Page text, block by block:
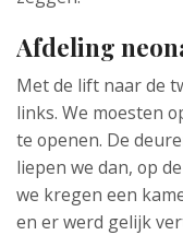
Afdeling
Met de lift naar de
links. We moesten
te openen. De
liepen we dan, op
we kregen een
en er werd gelijk